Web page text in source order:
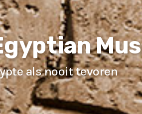
als nooit tevoren